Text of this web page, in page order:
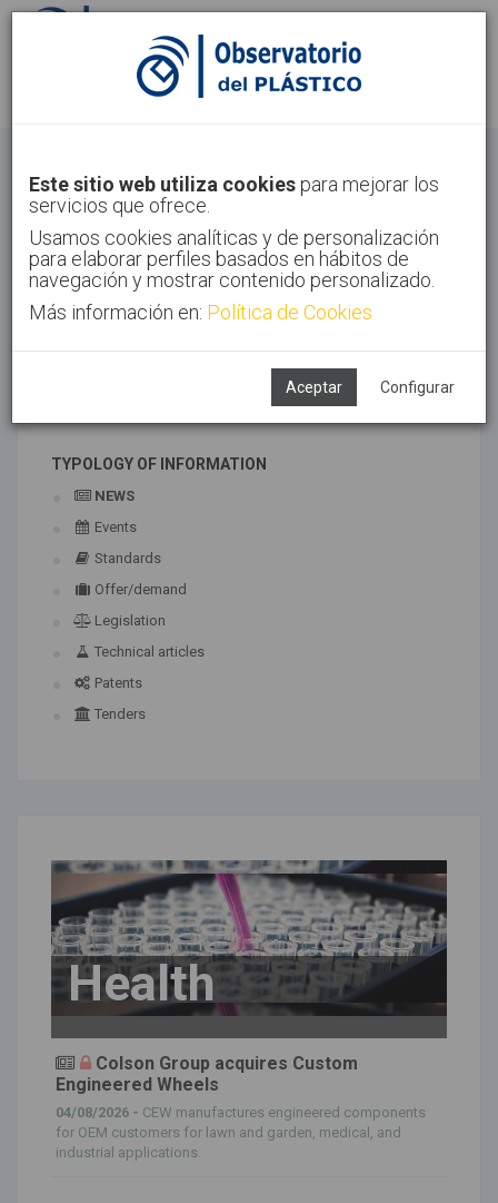
Sign in Sign up
Home Sectors Health
Este sitio web utiliza cookies para mejorar los
servicios que ofrece.
Usamos cookies analíticas y de personalización
para elaborar perfiles basados en hábitos de
navegación y mostrar contenido personalizado.
Más información en: Política de Cookies
Aceptar Configurar
ASSOCIATED TECHNOLOGIES
TYPOLOGY OF INFORMATION
NEWS
Events
Standards
Offer/demand
Legislation
Technical articles
Patents
Tenders
Health
Colson Group acquires Custom
Engineered Wheels
04/08/2026 - CEW manufactures engineered components
for OEM customers for lawn and garden, medical, and
industrial applications.